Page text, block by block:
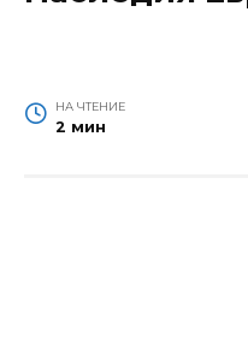
НА ЧТЕНИЕ
2 мин